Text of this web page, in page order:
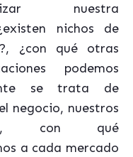
nuestra
nichos de
¿con qué otras
podemos
se trata de
negocio, nuestros
con qué
a cada mercado